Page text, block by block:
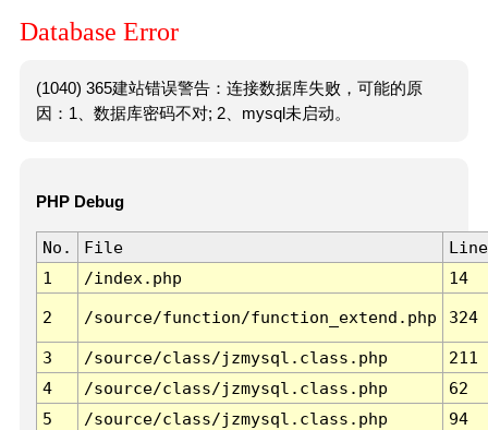
Database Error
(1040) 365建站错误警告：连接数据库失败，可能的原
因：1、数据库密码不对; 2、mysql未启动。
PHP Debug
No. File
Line
1
/index.php 14
2 /source/function/function_extend.php 324
3 /source/class/jzmysql.class.php
211
4
/source/class/jzmysql.class.php
62
5
/source/class/jzmysql.class.php
94